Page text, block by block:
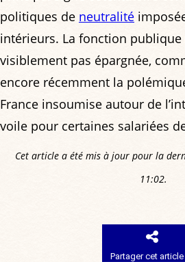
politiques de neutralité
intérieurs. La fonction publique
visiblement pas épargnée,
encore récemment la
France insoumise autour de
voile pour certaines salariées
Cet article a été mis à jour pour la
11:02.
Partager cet article